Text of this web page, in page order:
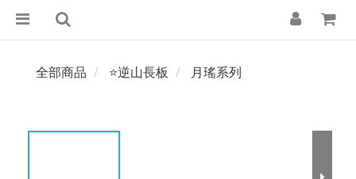
全部商品 ⭐逆山長板 月瑤系列